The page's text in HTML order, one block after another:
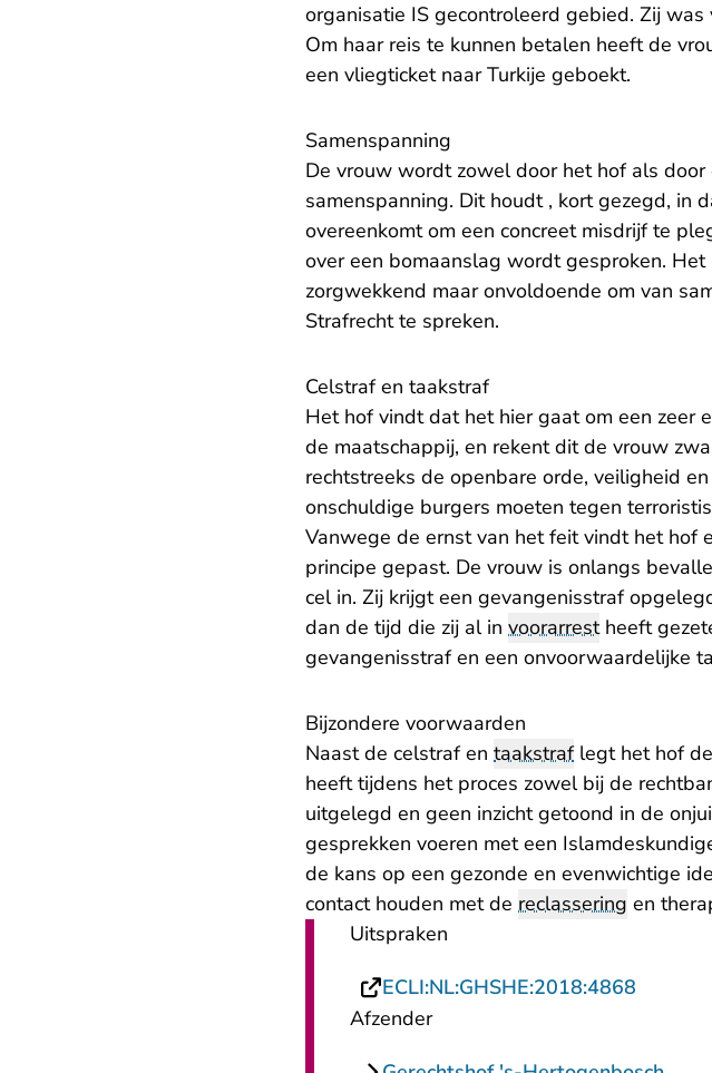
organisatie IS gecontroleerd gebied. Zij
Om haar reis te kunnen betalen heeft de
een vliegticket naar Turkije geboekt.
Samenspanning
De vrouw wordt zowel door het hof als door
samenspanning. Dit houdt , kort gezegd, in
overeenkomt om een concreet misdrijf te
over een bomaanslag wordt gesproken.
zorgwekkend maar onvoldoende om van
Strafrecht te spreken.
Celstraf en taakstraf
Het hof vindt dat het hier gaat om een zeer
de maatschappij, en rekent dit de vrouw
rechtstreeks de openbare orde, veiligheid
onschuldige burgers moeten tegen
Vanwege de ernst van het feit vindt het hof
principe gepast. De vrouw is onlangs
cel in. Zij krijgt een gevangenisstraf
dan de tijd die zij al in voorarrestheeft
gevangenisstraf en een onvoorwaardelijke
Bijzondere voorwaarden
Naast de celstraf en taakstraflegt het hof
heeft tijdens het proces zowel bij de
uitgelegd en geen inzicht getoond in de
gesprekken voeren met een
de kans op een gezonde en evenwichtige
contact houden met de reclassering en
Uitspraken
ECLI:NL:GHSHE:2018:4868
Afzender